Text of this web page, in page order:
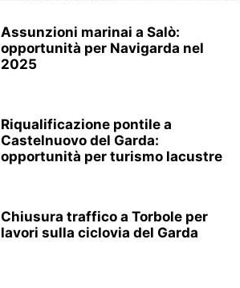
Assunzioni marinai a Salò:
opportunità per Navigarda nel
2025
Riqualificazione pontile a
Castelnuovo del Garda:
opportunità per turismo lacustre
Chiusura traffico a Torbole per
lavori sulla ciclovia del Garda